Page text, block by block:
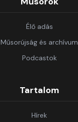
Élő adás
Műsorújság és archívum
Podcastok
Tartalom
Hírek